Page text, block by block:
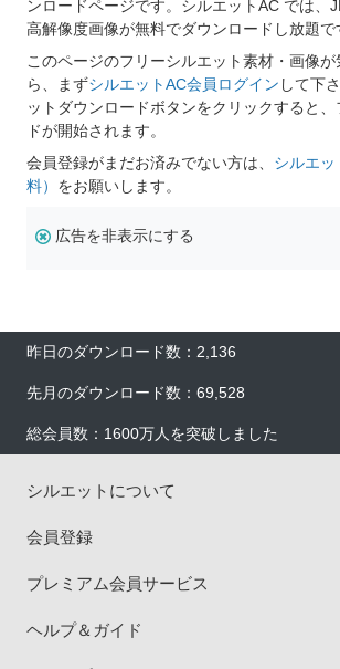
ンロードページです。シルエットAC では、
高解像度画像が無料でダウンロードし放題で
このページのフリーシルエット素材・画像が
ら、まずシルエットAC会員ログイン して下
ットダウンロードボタンをクリックすると
ドが開始されます。
会員登録がまだお済みでない方は、 シルエ
料） をお願いします。
広告を非表示にする
昨日のダウンロード数：2,136
先月のダウンロード数：69,528
総会員数：1600万人を突破しました
シルエットについて
会員登録
プレミアム会員サービス
ヘルプ＆ガイド